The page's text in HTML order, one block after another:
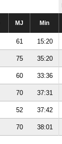
MJ Min
61 15:20
75 35:20
60 33:36
70 37:31
52 37:42
70 38:01